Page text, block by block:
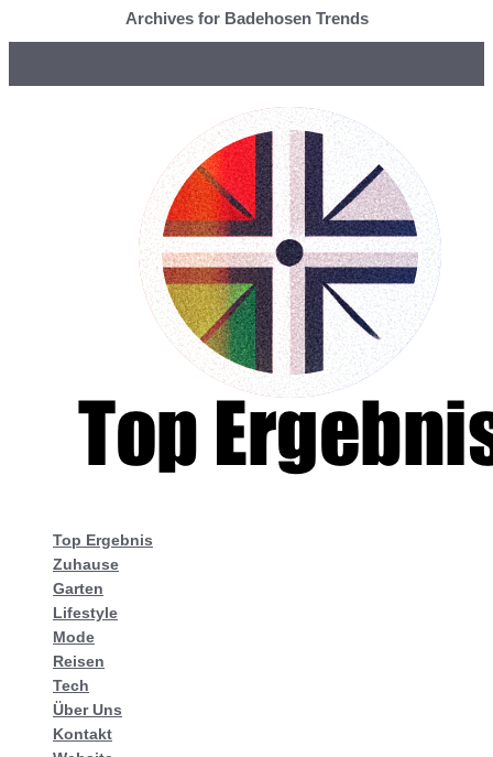
Archives for Badehosen Trends
Top Ergebnis
Zuhause
Garten
Lifestyle
Mode
Reisen
Tech
Über Uns
Kontakt